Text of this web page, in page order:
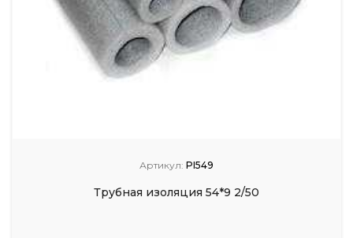
Артикул: PI549
Трубная изоляция 54*9 2/50